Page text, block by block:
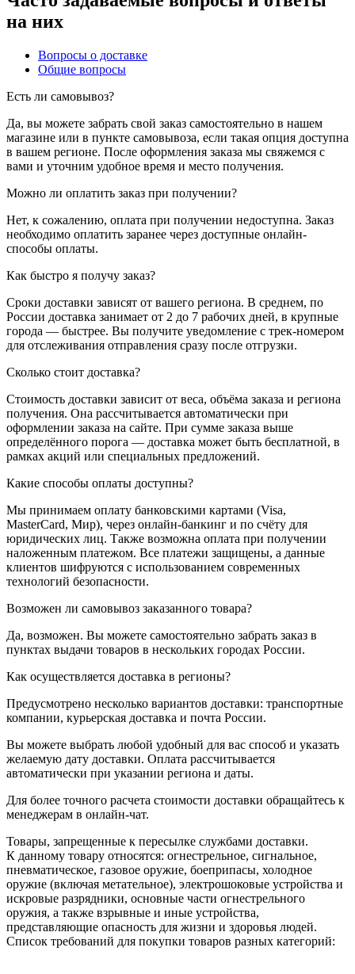
на них
Вопросы о доставке
Общие вопросы
Есть ли самовывоз?
Да, вы можете забрать свой заказ самостоятельно в нашем
магазине или в пункте самовывоза, если такая опция доступна
в вашем регионе. После оформления заказа мы свяжемся с
вами и уточним удобное время и место получения.
Можно ли оплатить заказ при получении?
Нет, к сожалению, оплата при получении недоступна. Заказ
необходимо оплатить заранее через доступные онлайн-
способы оплаты.
Как быстро я получу заказ?
Сроки доставки зависят от вашего региона. В среднем, по
России доставка занимает от 2 до 7 рабочих дней, в крупные
города — быстрее. Вы получите уведомление с трек-номером
для отслеживания отправления сразу после отгрузки.
Сколько стоит доставка?
Стоимость доставки зависит от веса, объёма заказа и региона
получения. Она рассчитывается автоматически при
оформлении заказа на сайте. При сумме заказа выше
определённого порога — доставка может быть бесплатной, в
рамках акций или специальных предложений.
Какие способы оплаты доступны?
Мы принимаем оплату банковскими картами (Visa,
MasterCard, Мир), через онлайн-банкинг и по счёту для
юридических лиц. Также возможна оплата при получении
наложенным платежом. Все платежи защищены, а данные
клиентов шифруются с использованием современных
технологий безопасности.
Возможен ли самовывоз заказанного товара?
Да, возможен. Вы можете самостоятельно забрать заказ в
пунктах выдачи товаров в нескольких городах России.
Как осуществляется доставка в регионы?
Предусмотрено несколько вариантов доставки: транспортные
компании, курьерская доставка и почта России.
Вы можете выбрать любой удобный для вас способ и указать
желаемую дату доставки. Оплата рассчитывается
автоматически при указании региона и даты.
Для более точного расчета стоимости доставки обращайтесь к
менеджерам в онлайн-чат.
Товары, запрещенные к пересылке службами доставки.
К данному товару относятся: огнестрельное, сигнальное,
пневматическое, газовое оружие, боеприпасы, холодное
оружие (включая метательное), электрошоковые устройства и
искровые разрядники, основные части огнестрельного
оружия, а также взрывные и иные устройства,
представляющие опасность для жизни и здоровья людей.
Список требований для покупки товаров разных категорий: